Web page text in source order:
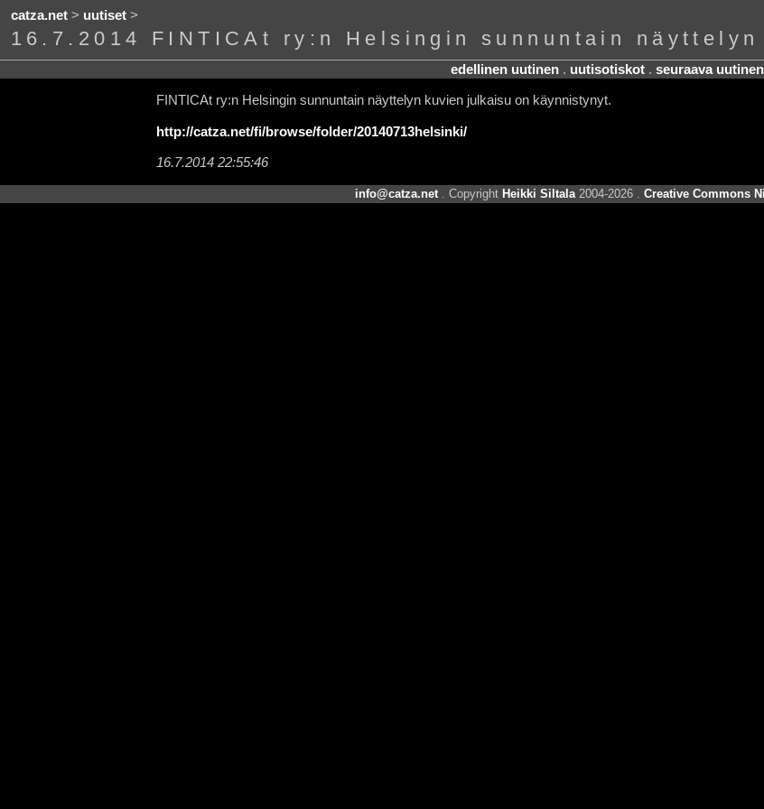
catza.net> uutiset>
16.7.2014 FINTICAt ry:n Helsingin sunnuntain näyttelyn
edellinen uutinen. uutisotiskot. seuraava uutinen
FINTICAt ry:n Helsingin sunnuntain näyttelyn kuvien julkaisu on käynnistynyt.
http://catza.net/fi/browse/folder/20140713helsinki/
16.7.2014 22:55:46
info@catza.net. Copyright Heikki Siltala2004-2026 . Creative Commons